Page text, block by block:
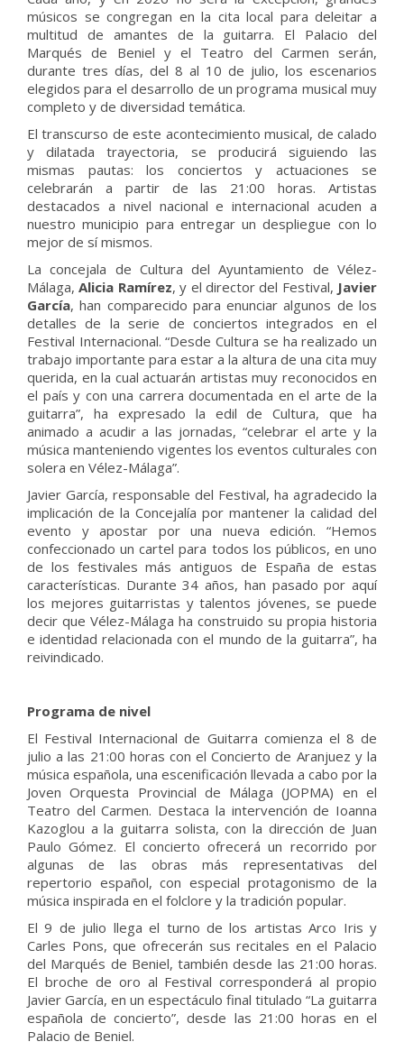
músicos se congregan en la cita local para deleitar a
multitud de amantes de la guitarra. El Palacio del
Marqués de Beniel y el Teatro del Carmen serán,
durante tres días, del 8 al 10 de julio, los escenarios
elegidos para el desarrollo de un programa musical muy
completo y de diversidad temática.
El transcurso de este acontecimiento musical, de calado
y dilatada trayectoria, se producirá siguiendo las
mismas pautas: los conciertos y actuaciones se
celebrarán a partir de las 21:00 horas. Artistas
destacados a nivel nacional e internacional acuden a
nuestro municipio para entregar un despliegue con lo
mejor de sí mismos.
La concejala de Cultura del Ayuntamiento de Vélez-
Málaga,Alicia Ramírez, y el director del Festival, Javier
García, han comparecido para enunciar algunos de los
detalles de la serie de conciertos integrados en el
Festival Internacional. “Desde Cultura se ha realizado un
trabajo importante para estar a la altura de una cita muy
querida, en la cual actuarán artistas muy reconocidos en
el país y con una carrera documentada en el arte de la
guitarra”, ha expresado la edil de Cultura, que ha
animado a acudir a las jornadas, “celebrar el arte y la
música manteniendo vigentes los eventos culturales con
solera en Vélez-Málaga”.
Javier García, responsable del Festival, ha agradecido la
implicación de la Concejalía por mantener la calidad del
evento y apostar por una nueva edición. “Hemos
confeccionado un cartel para todos los públicos, en uno
de los festivales más antiguos de España de estas
características. Durante 34 años, han pasado por aquí
los mejores guitarristas y talentos jóvenes, se puede
decir que Vélez-Málaga ha construido su propia historia
e identidad relacionada con el mundo de la guitarra”, ha
reivindicado.
Programa de nivel
El Festival Internacional de Guitarra comienza el 8 de
julio a las 21:00 horas con el Concierto de Aranjuez y la
música española, una escenificación llevada a cabo por la
Joven Orquesta Provincial de Málaga (JOPMA) en el
Teatro del Carmen. Destaca la intervención de Ioanna
Kazoglou a la guitarra solista, con la dirección de Juan
Paulo Gómez. El concierto ofrecerá un recorrido por
algunas de las obras más representativas del
repertorio español, con especial protagonismo de la
música inspirada en el folclore y la tradición popular.
El 9 de julio llega el turno de los artistas Arco Iris y
Carles Pons, que ofrecerán sus recitales en el Palacio
del Marqués de Beniel, también desde las 21:00 horas.
El broche de oro al Festival corresponderá al propio
Javier García, en un espectáculo final titulado “La guitarra
española de concierto”, desde las 21:00 horas en el
Palacio de Beniel.